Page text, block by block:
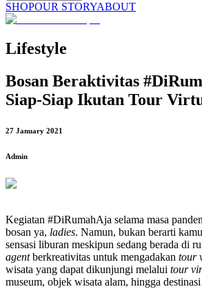
SHOPOUR STORYABOUT
Lifestyle
Bosan Beraktivitas
Siap-Siap Ikutan Tour
27 January 2021
Admin
Kegiatan #DiRumahAja selama masa
bosan ya, ladies. Namun, bukan berarti
sensasi liburan meskipun sedang berada di
agentberkreativitas untuk mengadakan tour
wisata yang dapat dikunjungi melalui tour
museum, objek wisata alam, hingga